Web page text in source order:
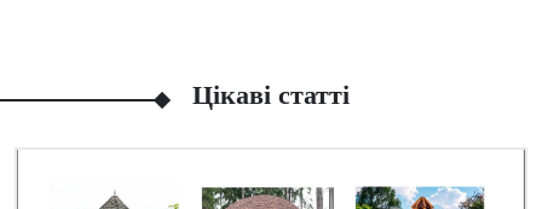
Цікаві статті